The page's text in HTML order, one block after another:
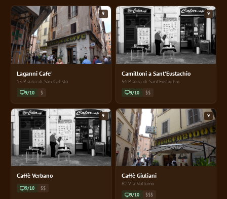
9
Laganni Cafe'
15 Piazza di San Calisto
9/10 $
9
Camilloni a Sant'Eustachio
54 Piazza di Sant'Eustachio
9/10 $$
9
Caffè Verbano
9/10 $$
9
Caffè Giuliani
62 Via Volturno
9/10 $$$